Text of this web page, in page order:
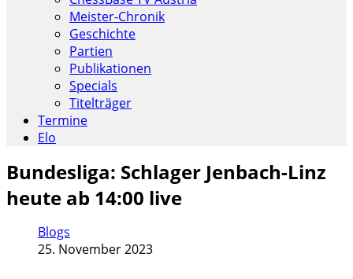
Meister-Chronik
Geschichte
Partien
Publikationen
Specials
Titelträger
Termine
Elo
Bundesliga: Schlager Jenbach-Linz
heute ab 14:00 live
Blogs
25. November 2023